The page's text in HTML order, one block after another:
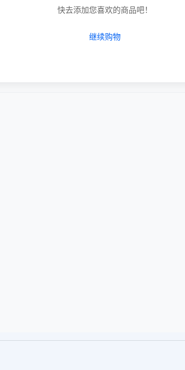
快去添加您喜欢的商品吧！
继续购物